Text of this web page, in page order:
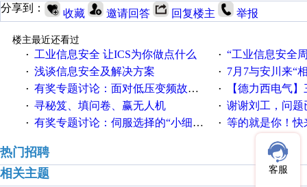
分享到： 收藏 邀请回答 回复楼主 举报
楼主最近还看过
·
工业信息安全 让ICS为你做点什么 · “工业信息安全周之我见”
· 浅谈信息安全及解决方案 · 7月7与安川来“
· 有奖专题讨论：面对低压变频故障，老手是这样解决的！ · 【德力西电气】三
· 寻秘笈、填问卷、赢无人机 · 谢谢刘工，问题
· 有奖专题讨论：伺服选择的“小细节大学问”奖励公告 · 等的就是你！快来
热门招聘
相关主题
客服